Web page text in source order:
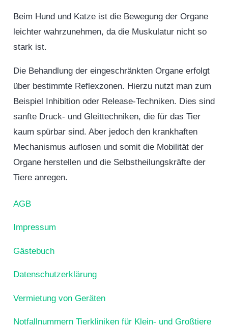
Beim Hund und Katze ist die Bewegung der Organe
leichter wahrzunehmen, da die Muskulatur nicht so
stark ist.
Die Behandlung der eingeschränkten Organe erfolgt
über bestimmte Reflexzonen. Hierzu nutzt man zum
Beispiel Inhibition oder Release-Techniken. Dies sind
sanfte Druck- und Gleittechniken, die für das Tier
kaum spürbar sind. Aber jedoch den krankhaften
Mechanismus auflosen und somit die Mobilität der
Organe herstellen und die Selbstheilungskräfte der
Tiere anregen.
AGB
Impressum
Gästebuch
Datenschutzerklärung
Vermietung von Geräten
Notfallnummern Tierkliniken für Klein- und Großtiere